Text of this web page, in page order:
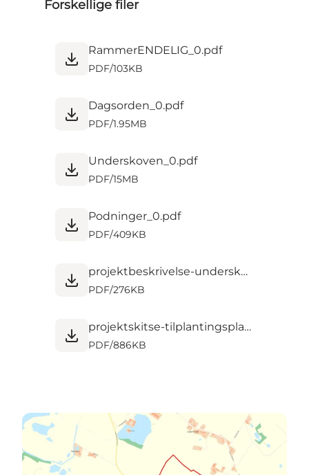
Forskellige filer
RammerENDELIG_0.pdf
PDF/103KB
Dagsorden_0.pdf
PDF/1.95MB
Underskoven_0.pdf
PDF/15MB
Podninger_0.pdf
PDF/409KB
projektbeskrivelse-underskoven.pdf
PDF/276KB
projektskitse-tilplantingsplan.pdf
PDF/886KB